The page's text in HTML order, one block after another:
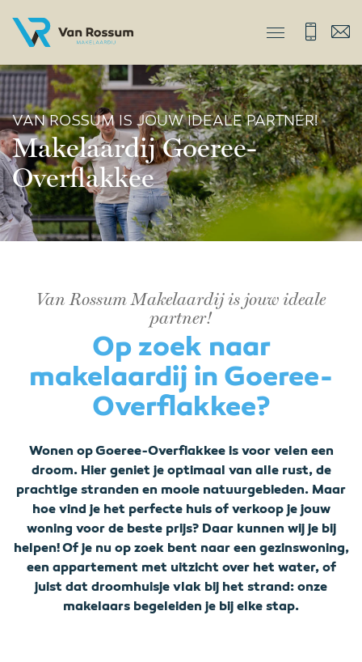
VAN ROSSUM IS JOUW IDEALE PARTNER!
Makelaardij Goeree-
Overflakkee
Van Rossum Makelaardij is jouw ideale
partner!
Op zoek naar
makelaardij in Goeree-
Overflakkee?
Wonen op Goeree-Overflakkee is voor velen een
droom. Hier geniet je optimaal van alle rust, de
prachtige stranden en mooie natuurgebieden. Maar
hoe vind je het perfecte huis of verkoop je jouw
woning voor de beste prijs? Daar kunnen wij je bij
helpen! Of je nu op zoek bent naar een gezinswoning,
een appartement met uitzicht over het water, of
juist dat droomhuisje vlak bij het strand: onze
makelaars begeleiden je bij elke stap.